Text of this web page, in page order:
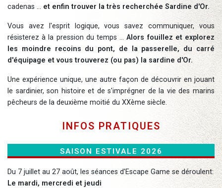
cadenas ... et enfin trouver la très recherchée Sardine d'Or.
Vous avez l'esprit logique, vous savez communiquer, vous
résisterez à la pression du temps ...Alors fouillez et explorez
les moindre recoins du pont, de la passerelle, du carré
d'équipage et vous trouverez (ou pas) la sardine d'Or.
Une expérience unique, une autre façon de découvrir en jouant
le sardinier, son histoire et de s'imprégner de la vie des marins
pêcheurs de la deuxième moitié du XXème siècle.
Infos Pratiques
Saison Estivale 2026
Du 7 juillet au 27 août, les séances d'Escape Game se déroulent:
Le mardi, mercredi et jeudi